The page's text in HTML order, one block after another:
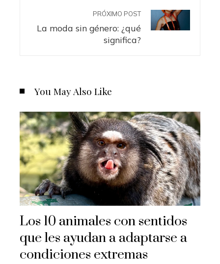
PRÓXIMO POST
La moda sin género: ¿qué
significa?
You May Also Like
Los 10 animales con sentidos
que les ayudan a adaptarse a
condiciones extremas